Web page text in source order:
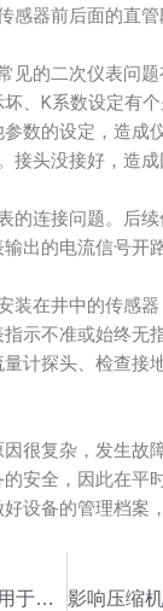
感器前后面的直
见的二次仪表问
、K系数设定有
数的设定，造成
接头没接好，造
的连接问题。后
出的电流信号开
装在井中的传感
示不准或始终无
计探头、检查接
很复杂，发生故
安全，因此在平
设备的管理档案
蒸汽涡街流量计运用于热电厂蒸汽贸易结算